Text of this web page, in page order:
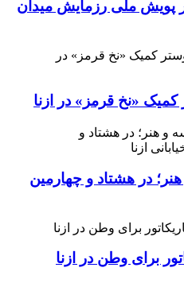
پویش ملی رزمایش میدان
کمیک «نخ قرمز» در ازنا
در هشتاد و چهارمین
برای وطن در ازنا